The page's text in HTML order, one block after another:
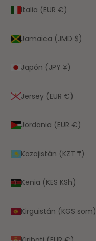
Italia (EUR €)
Jamaica (JMD $)
Japón (JPY ¥)
Jersey (EUR €)
Jordania (EUR €)
Kazajistán (KZT ₸)
Kenia (KES KSh)
Kirguistán (KGS som)